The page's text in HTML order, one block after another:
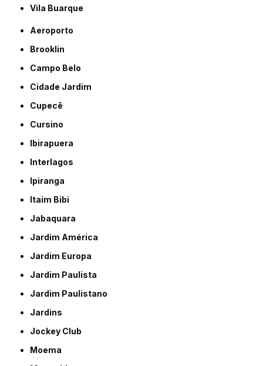
Vila Buarque
Aeroporto
Brooklin
Campo Belo
Cidade Jardim
Cupecê
Cursino
Ibirapuera
Interlagos
Ipiranga
Itaim Bibi
Jabaquara
Jardim América
Jardim Europa
Jardim Paulista
Jardim Paulistano
Jardins
Jockey Club
Moema